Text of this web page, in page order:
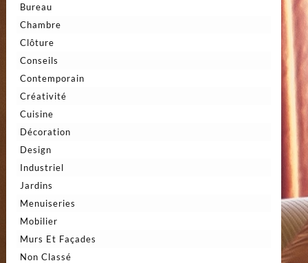
Bureau
Chambre
Clôture
Conseils
Contemporain
Créativité
Cuisine
Décoration
Design
Industriel
Jardins
Menuiseries
Mobilier
Murs Et Façades
Non Classé